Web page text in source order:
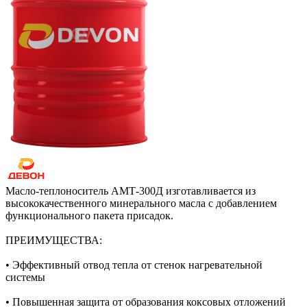
Масло-теплоноситель АМТ-300Д изготавливается из
высококачественного минерального масла с добавлением
функционального пакета присадок.
ПРЕИМУЩЕСТВА:
• Эффективный отвод тепла от стенок нагревательной
системы
• Повышенная защита от образования коксовых отложений